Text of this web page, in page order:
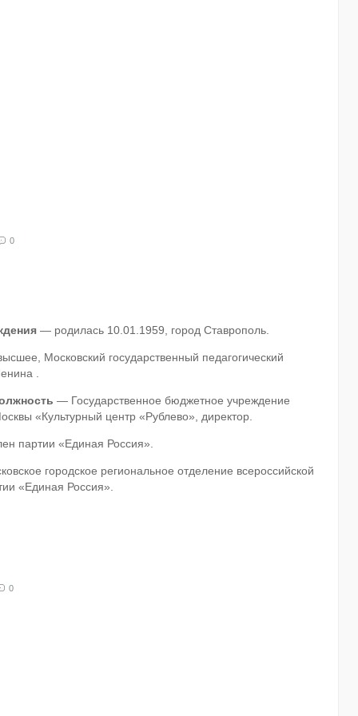
0
— родилась 10.01.1959, город Ставрополь.
Московский государственный педагогический
.
— Государственное бюджетное учреждение
«Культурный центр «Рублево», директор.
партии «Единая Россия».
городское региональное отделение всероссийской
«Единая Россия».
0